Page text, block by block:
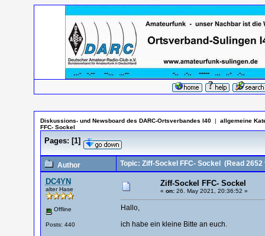
Diskussions- und Newsboard des DARC-Ortsverbandes I40 |
allgemeine
FFC- Sockel
Pages: [1]
Author Topic: Ziff-Sockel FFC- Sockel (Read 2652
DC4YN
alter Hase
Offline
Posts: 440
Ziff-Sockel FFC- Sockel
« on:26. May 2021, 20:36:52 »
Hallo,
ich habe ein kleine Bitte an euch.